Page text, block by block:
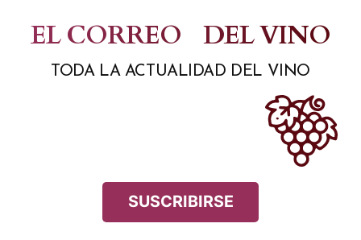
contenido
EL CORREO DEL VINO
TODA LA ACTUALIDAD DEL VINO
SUSCRIBIRSE